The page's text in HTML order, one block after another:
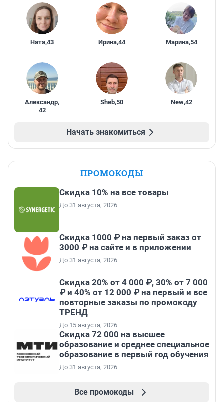
Ната,43 Ирина,44 Марина,54
Александр,
42
Sheb,50 New,42
Начать знакомиться
ПРОМОКОДЫ
Скидка 10% на все товары
До 31 августа, 2026
Скидка 1000 ₽ на первый заказ от
3000 ₽ на сайте и в приложении
До 31 августа, 2026
Скидка 20% от 4 000 ₽, 30% от 7 000
₽ и 40% от 12 000 ₽ на первый и все
повторные заказы по промокоду
ТРЕНД
До 15 августа, 2026
Скидка 72 000 на высшее
образование и среднее специальное
образование в первый год обучения
До 31 августа, 2026
Все промокоды